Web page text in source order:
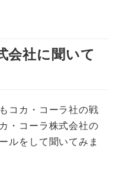
会社に聞いて
コカ・コーラ社の戦
・コーラ株式会社の
ルをして聞いてみま